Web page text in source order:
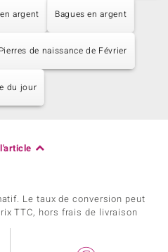
argent Bagues en argent
Pierres de naissance de Février
du jour
Le taux de conversion peut
TTC, hors frais de livraison